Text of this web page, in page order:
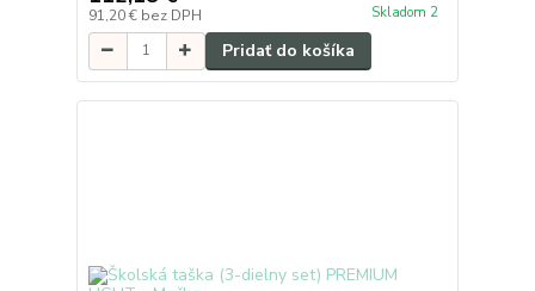
91,20 € bez DPH Skladom 2
Pridať do košíka